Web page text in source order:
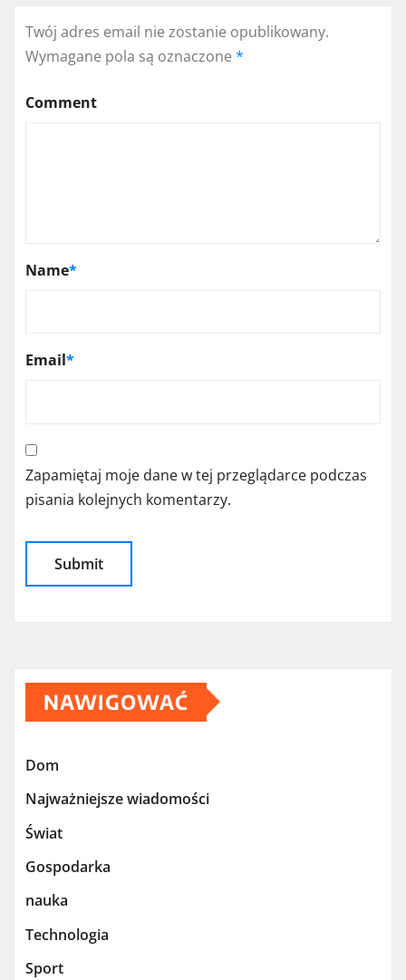
Twój adres email nie zostanie opublikowany.
Wymagane pola są oznaczone *
Comment
Name*
Email*
Zapamiętaj moje dane w tej przeglądarce podczas
pisania kolejnych komentarzy.
NAWIGOWAĆ
Dom
Najważniejsze wiadomości
Świat
Gospodarka
nauka
Technologia
Sport